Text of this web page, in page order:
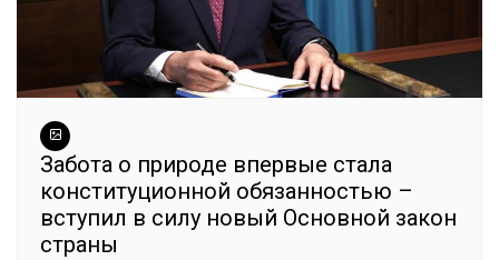
Забота о природе впервые стала
конституционной обязанностью –
вступил в силу новый Основной закон
страны